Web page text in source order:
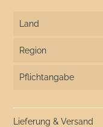
Land
Region
Pflichtangabe
Lieferung & Versand